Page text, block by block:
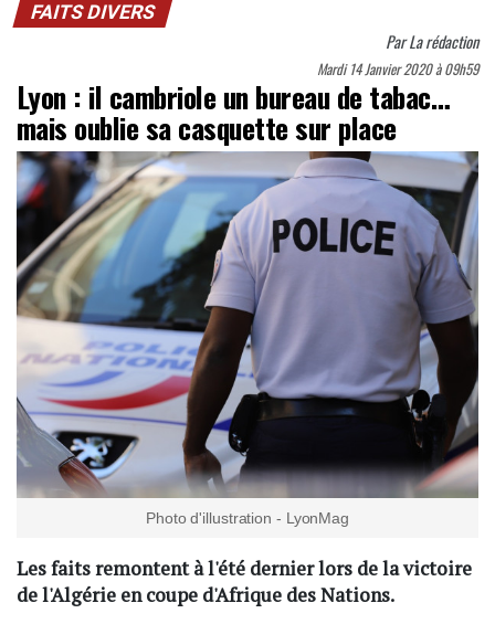
FAITS DIVERS
ParLa rédaction
Mardi 14 Janvier 2020 à 09h59
Lyon : il cambriole un bureau de tabac…
mais oublie sa casquette sur place
Photo d'illustration - LyonMag
Les faits remontent à l'été dernier lors de la victoire
de l'Algérie en coupe d'Afrique des Nations.